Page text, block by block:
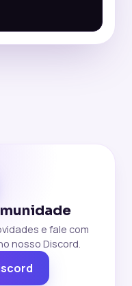
e fale com
nosso Discord.